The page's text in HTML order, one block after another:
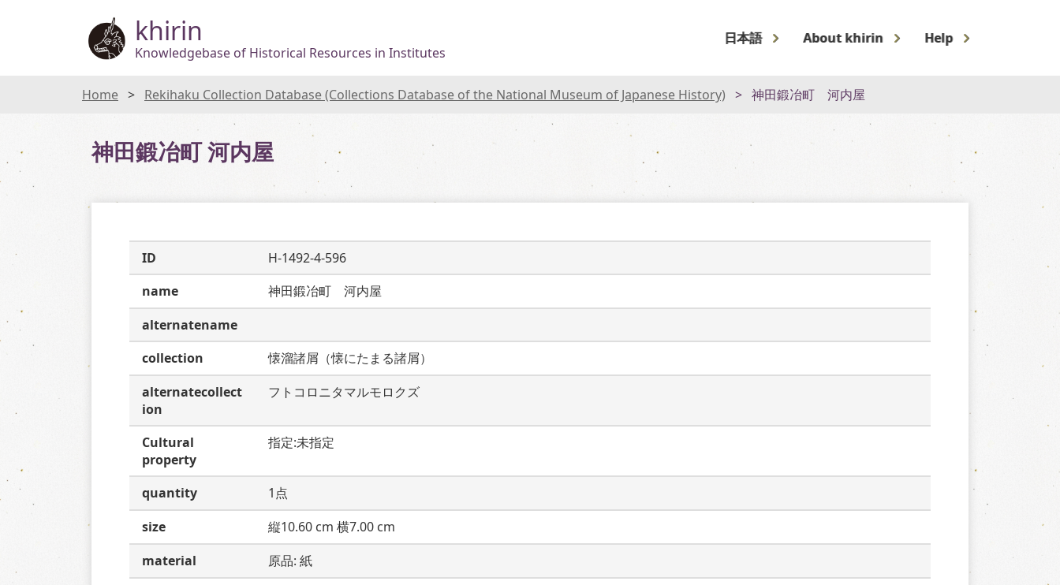
khirin
Knowledgebase of Historical Resources in Institutes
日本語 About khirin Help
Home Rekihaku Collection Database (Collections Database of the National Museum of Japanese History) 神田鍛冶町 河内屋
神田鍛冶町 河内屋
ID
H-1492-4-596
name
神田鍛冶町　河内屋
alternatename
collection
懐溜諸屑（懐にたまる諸屑）
alternatecollect
ion
フトコロニタマルモロクズ
Cultural
property
指定:未指定
quantity
1点
size
縦10.60 cm 横7.00 cm
material
原品: 紙